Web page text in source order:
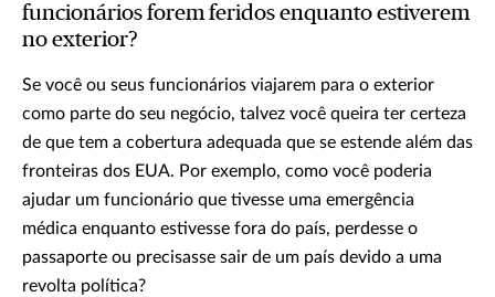
funcionários forem feridos enquanto estiverem
no exterior?
Se você ou seus funcionários viajarem para o exterior
como parte do seu negócio, talvez você queira ter certeza
de que tem a cobertura adequada que se estende além das
fronteiras dos EUA. Por exemplo, como você poderia
ajudar um funcionário que tivesse uma emergência
médica enquanto estivesse fora do país, perdesse o
passaporte ou precisasse sair de um país devido a uma
revolta política?